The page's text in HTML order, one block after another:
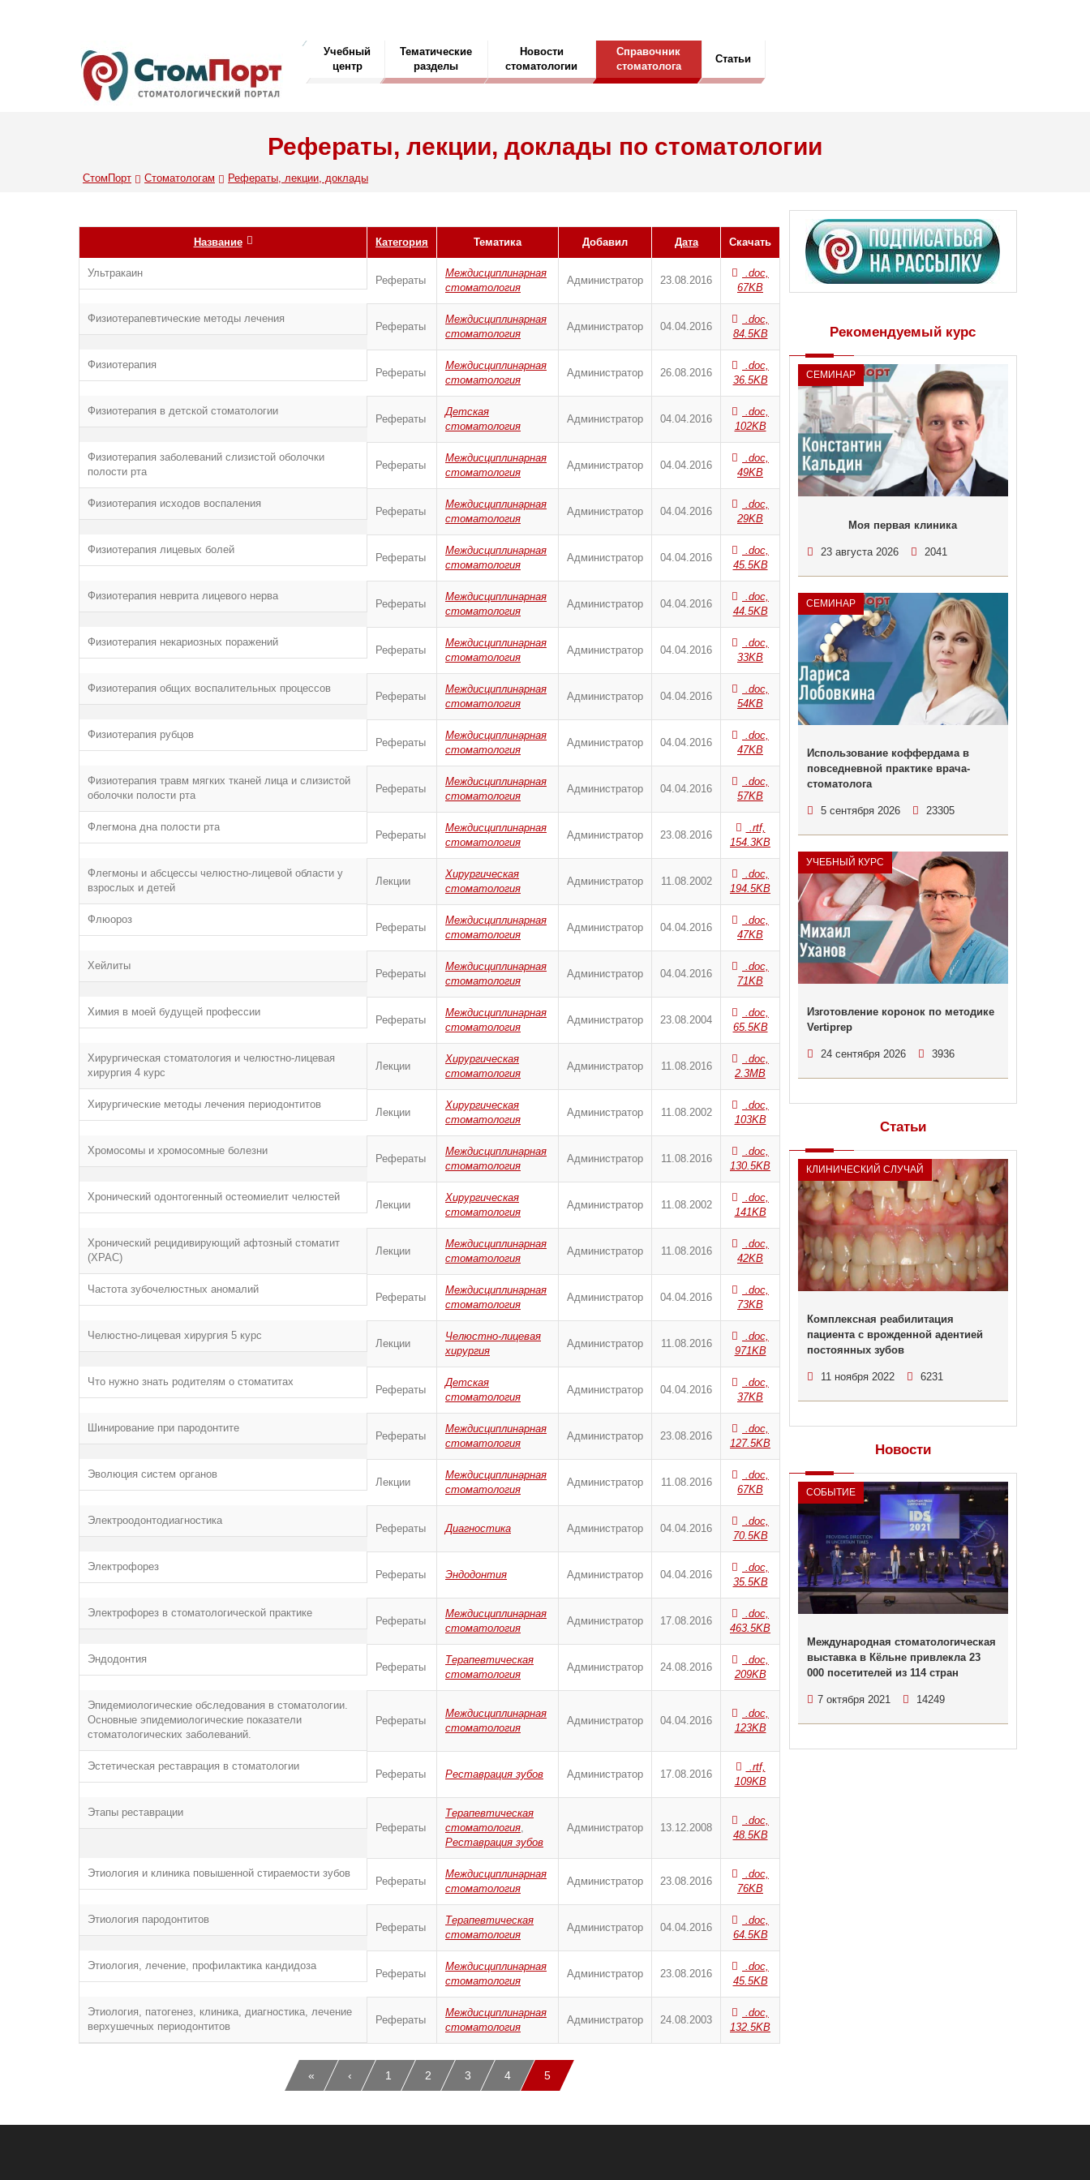
Учебный
центр
Тематические
разделы
Новости
стоматологии
Справочник
стоматолога
Статьи
Рефераты, лекции, доклады по стоматологии
СтомПорт Стоматологам Рефераты, лекции, доклады
Название Категория Тематика Добавил Дата Скачать
Ультракаин
Рефераты
Междисциплинарная
стоматология
Администратор 23.08.2016
.doc,
67KB
Физиотерапевтические методы лечения
Рефераты
Междисциплинарная
стоматология
Администратор 04.04.2016
.doc,
84.5KB
Физиотерапия
Рефераты
Междисциплинарная
стоматология
Администратор 26.08.2016
.doc,
36.5KB
Физиотерапия в детской стоматологии
Рефераты
Детская
стоматология
Администратор 04.04.2016
.doc,
102KB
Физиотерапия заболеваний слизистой оболочки
полости рта
Рефераты
Междисциплинарная
стоматология
Администратор 04.04.2016
.doc,
49KB
Физиотерапия исходов воспаления
Рефераты
Междисциплинарная
стоматология
Администратор 04.04.2016
.doc,
29KB
Физиотерапия лицевых болей
Рефераты
Междисциплинарная
стоматология
Администратор 04.04.2016
.doc,
45.5KB
Физиотерапия неврита лицевого нерва
Рефераты
Междисциплинарная
стоматология
Администратор 04.04.2016
.doc,
44.5KB
Физиотерапия некариозных поражений
Рефераты
Междисциплинарная
стоматология
Администратор 04.04.2016
.doc,
33KB
Физиотерапия общих воспалительных процессов
Рефераты
Междисциплинарная
стоматология
Администратор 04.04.2016
.doc,
54KB
Физиотерапия рубцов
Рефераты
Междисциплинарная
стоматология
Администратор 04.04.2016
.doc,
47KB
Физиотерапия травм мягких тканей лица и слизистой
оболочки полости рта
Рефераты
Междисциплинарная
стоматология
Администратор 04.04.2016
.doc,
57KB
Флегмона дна полости рта
Рефераты
Междисциплинарная
стоматология
Администратор 23.08.2016
.rtf,
154.3KB
Флегмоны и абсцессы челюстно-лицевой области у
взрослых и детей
Лекции
Хирургическая
стоматология
Администратор 11.08.2002
.doc,
194.5KB
Флюороз
Рефераты
Междисциплинарная
стоматология
Администратор 04.04.2016
.doc,
47KB
Хейлиты
Рефераты
Междисциплинарная
стоматология
Администратор 04.04.2016
.doc,
71KB
Химия в моей будущей профессии
Рефераты
Междисциплинарная
стоматология
Администратор 23.08.2004
.doc,
65.5KB
Хирургическая стоматология и челюстно-лицевая
хирургия 4 курс
Лекции
Хирургическая
стоматология
Администратор 11.08.2016
.doc,
2.3MB
Хирургические методы лечения периодонтитов
Лекции
Хирургическая
стоматология
Администратор 11.08.2002
.doc,
103KB
Хромосомы и хромосомные болезни
Рефераты
Междисциплинарная
стоматология
Администратор 11.08.2016
.doc,
130.5KB
Хронический одонтогенный остеомиелит челюстей
Лекции
Хирургическая
стоматология
Администратор 11.08.2002
.doc,
141KB
Хронический рецидивирующий афтозный стоматит
(ХРАС)
Лекции
Междисциплинарная
стоматология
Администратор 11.08.2016
.doc,
42KB
Частота зубочелюстных аномалий
Рефераты
Междисциплинарная
стоматология
Администратор 04.04.2016
.doc,
73KB
Челюстно-лицевая хирургия 5 курс
Лекции
Челюстно-лицевая
хирургия
Администратор 11.08.2016
.doc,
971KB
Что нужно знать родителям о стоматитах
Рефераты
Детская
стоматология
Администратор 04.04.2016
.doc,
37KB
Шинирование при пародонтите
Рефераты
Междисциплинарная
стоматология
Администратор 23.08.2016
.doc,
127.5KB
Эволюция систем органов
Лекции
Междисциплинарная
стоматология
Администратор 11.08.2016
.doc,
67KB
Электроодонтодиагностика
Рефераты Диагностика Администратор 04.04.2016
.doc,
70.5KB
Электрофорез
Рефераты Эндодонтия Администратор 04.04.2016
.doc,
35.5KB
Электрофорез в стоматологической практике
Рефераты
Междисциплинарная
стоматология
Администратор 17.08.2016
.doc,
463.5KB
Эндодонтия
Рефераты
Терапевтическая
стоматология
Администратор 24.08.2016
.doc,
209KB
Эпидемиологические обследования в стоматологии.
Основные эпидемиологические показатели
стоматологических заболеваний.
Рефераты
Междисциплинарная
стоматология
Администратор 04.04.2016
.doc,
123KB
Эстетическая реставрация в стоматологии
Рефераты Реставрация зубов Администратор 17.08.2016
.rtf,
109KB
Этапы реставрации
Рефераты
Терапевтическая
стоматология,
Реставрация зубов
Администратор 13.12.2008
.doc,
48.5KB
Этиология и клиника повышенной стираемости зубов
Рефераты
Междисциплинарная
стоматология
Администратор 23.08.2016
.doc,
76KB
Этиология пародонтитов
Рефераты
Терапевтическая
стоматология
Администратор 04.04.2016
.doc,
64.5KB
Этиология, лечение, профилактика кандидоза
Рефераты
Междисциплинарная
стоматология
Администратор 23.08.2016
.doc,
45.5KB
Этиология, патогенез, клиника, диагностика, лечение
верхушечных периодонтитов
Рефераты
Междисциплинарная
стоматология
Администратор 24.08.2003
.doc,
132.5KB
« ‹ 1 2 3 4 5
Рекомендуемый курс
СЕМИНАР
Моя первая клиника
23 августа 2026 2041
СЕМИНАР
Использование коффердама в
повседневной практике врача-
стоматолога
5 сентября 2026 23305
УЧЕБНЫЙ КУРС
Изготовление коронок по методике
Vertiprep
24 сентября 2026 3936
Статьи
КЛИНИЧЕСКИЙ СЛУЧАЙ
Комплексная реабилитация
пациента с врожденной адентией
постоянных зубов
11 ноября 2022 6231
Новости
СОБЫТИЕ
Международная стоматологическая
выставка в Кёльне привлекла 23
000 посетителей из 114 стран
7 октября 2021 14249